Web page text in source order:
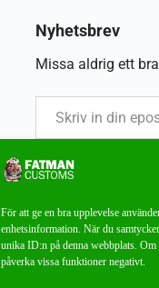
För att ge en bra upplevelse
enhetsinformation. När du
unika ID:n på denna webbplats.
påverka vissa funktioner negativt.
Nyhetsbrev
Missa aldrig ett